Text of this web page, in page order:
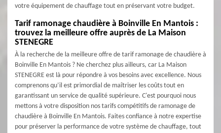
votre équipement de chauffage tout en préservant votre budget.
Tarif ramonage chaudière à Boinville En Mantois :
trouvez la meilleure offre auprès de La Maison
STENEGRE
À la recherche de la meilleure offre de tarif ramonage de chaudière à
Boinville En Mantois ? Ne cherchez plus ailleurs, car La Maison
STENEGRE est là pour répondre à vos besoins avec excellence. Nous
comprenons qu’il est primordial de maîtriser les coûts tout en
garantissant un service de qualité supérieure. C'est pourquoi nous
mettons à votre disposition nos tarifs compétitifs de ramonage de
chaudière à Boinville En Mantois. Faites confiance à notre expertise
pour préserver la performance de votre système de chauffage, tout